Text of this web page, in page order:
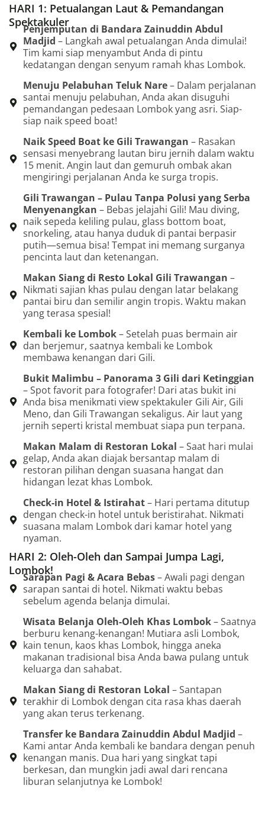
HARI 1: Petualangan Laut & Pemandangan
Spektakuler
Penjemputan di Bandara Zainuddin Abdul
Madjid – Langkah awal petualangan Anda dimulai!
Tim kami siap menyambut Anda di pintu
kedatangan dengan senyum ramah khas Lombok.
Menuju Pelabuhan Teluk Nare– Dalam perjalanan
santai menuju pelabuhan, Anda akan disuguhi
pemandangan pedesaan Lombok yang asri. Siap-
siap naik speed boat!
Naik Speed Boat ke Gili Trawangan – Rasakan
sensasi menyebrang lautan biru jernih dalam waktu
15 menit. Angin laut dan gemuruh ombak akan
mengiringi perjalanan Anda ke surga tropis.
Gili Trawangan – Pulau Tanpa Polusi yang Serba
Menyenangkan – Bebas jelajahi Gili! Mau diving,
naik sepeda keliling pulau, glass bottom boat,
snorkeling, atau hanya duduk di pantai berpasir
putih—semua bisa! Tempat ini memang surganya
pencinta laut dan ketenangan.
Makan Siang di Resto Lokal Gili Trawangan –
Nikmati sajian khas pulau dengan latar belakang
pantai biru dan semilir angin tropis. Waktu makan
yang terasa spesial!
Kembali ke Lombok– Setelah puas bermain air
dan berjemur, saatnya kembali ke Lombok
membawa kenangan dari Gili.
Bukit Malimbu – Panorama 3 Gili dari Ketinggian
– Spot favorit para fotografer! Dari atas bukit ini
Anda bisa menikmati view spektakuler Gili Air, Gili
Meno, dan Gili Trawangan sekaligus. Air laut yang
jernih seperti kristal membuat siapa pun terpana.
Makan Malam di Restoran Lokal – Saat hari mulai
gelap, Anda akan diajak bersantap malam di
restoran pilihan dengan suasana hangat dan
hidangan lezat khas Lombok.
Check-in Hotel & Istirahat– Hari pertama ditutup
dengan check-in hotel untuk beristirahat. Nikmati
suasana malam Lombok dari kamar hotel yang
nyaman.
HARI 2: Oleh-Oleh dan Sampai Jumpa Lagi,
Lombok!
Sarapan Pagi & Acara Bebas– Awali pagi dengan
sarapan santai di hotel. Nikmati waktu bebas
sebelum agenda belanja dimulai.
Wisata Belanja Oleh-Oleh Khas Lombok– Saatnya
berburu kenang-kenangan! Mutiara asli Lombok,
kain tenun, kaos khas Lombok, hingga aneka
makanan tradisional bisa Anda bawa pulang untuk
keluarga dan sahabat.
Makan Siang di Restoran Lokal – Santapan
terakhir di Lombok dengan cita rasa khas daerah
yang akan terus terkenang.
Transfer ke Bandara Zainuddin Abdul Madjid –
Kami antar Anda kembali ke bandara dengan penuh
kenangan manis. Dua hari yang singkat tapi
berkesan, dan mungkin jadi awal dari rencana
liburan selanjutnya ke Lombok!